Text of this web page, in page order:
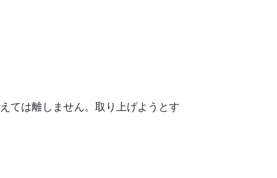
ては離しません。取り上げようとす